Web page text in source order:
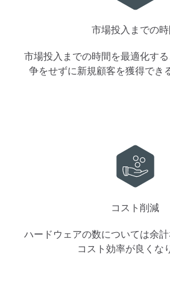
市場投入までの
市場投入までの時間を最適化す
争をせずに新規顧客を獲得でき
コスト削減
ハードウェアの数については余
コスト効率が良くな